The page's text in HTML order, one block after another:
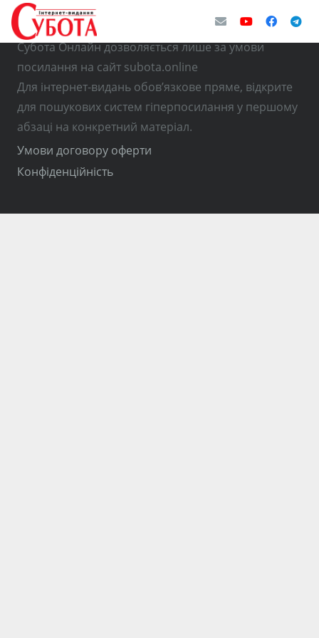
© Використання матеріалів з інтернет-видання
Субота Онлайн дозволяється лише за умови
посилання на сайт subota.online
Для інтернет-видань обов’язкове пряме, відкрите
для пошукових систем гіперпосилання у першому
абзаці на конкретний матеріал.
Умови договору оферти
Конфіденційність